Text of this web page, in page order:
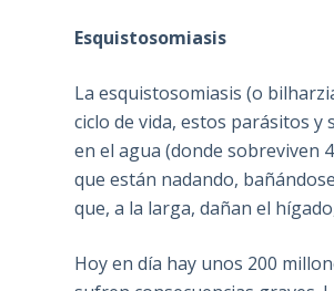
Esquistosomiasis
La esquistosomiasis (o
ciclo de vida, estos parásitos
en el agua (donde sobreviven
que están nadando,
que, a la larga, dañan el
Hoy en día hay unos 200